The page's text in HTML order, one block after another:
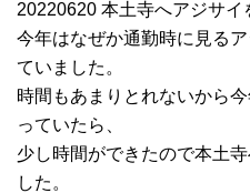
20220620 本土寺へアジサイ
今年はなぜか通勤時に見る
ていました。
時間もあまりとれないから
っていたら、
少し時間ができたので本土
した。